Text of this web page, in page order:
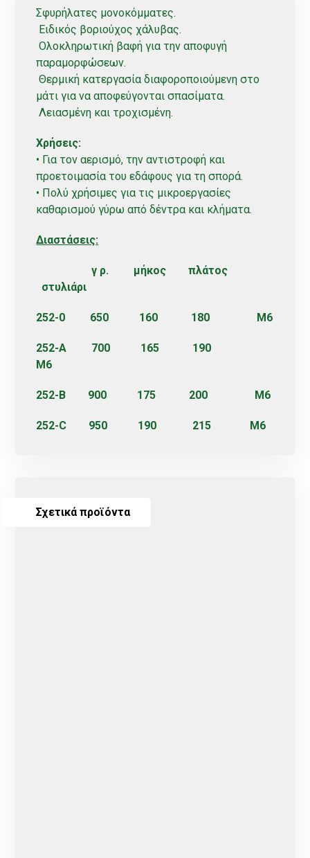
Σφυρήλατες μονοκόμματες.
Ειδικός βοριούχος χάλυβας.
Ολοκληρωτική βαφή για την αποφυγή
παραμορφώσεων.
Θερμική κατεργασία διαφοροποιούμενη στο
μάτι για να αποφεύγονται σπασίματα.
Λειασμένη και τροχισμένη.
Χρήσεις:
• Για τον αερισμό, την αντιστροφή και
προετοιμασία του εδάφους για τη σπορά.
• Πολύ χρήσιμες για τις μικροεργασίες
καθαρισμού γύρω από δέντρα και κλήματα.
Διαστάσεις:
γ ρ. μήκος πλάτος
στυλιάρι
252-0 650 160 180 M6
252-A 700 165 190
M6
252-B 900 175 200 M6
252-C 950 190 215 M6
Σχετικά προϊόντα